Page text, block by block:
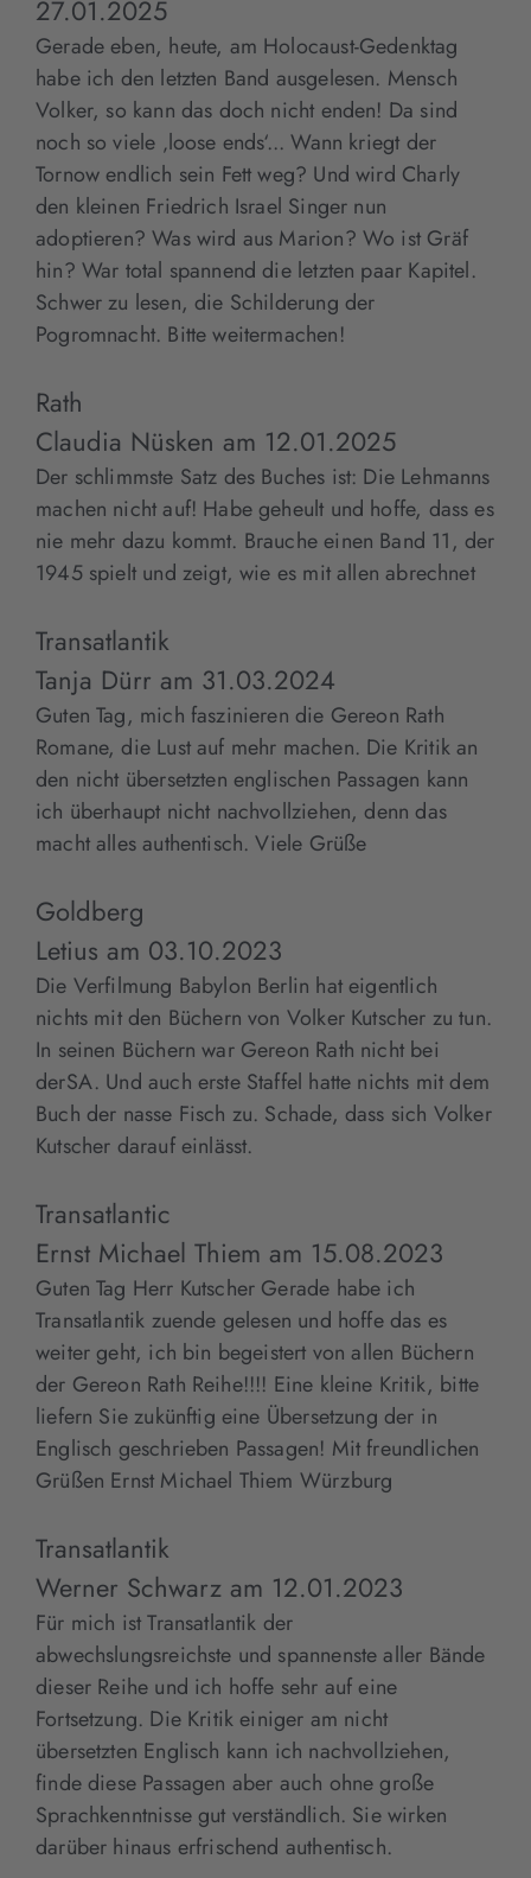
27.01.2025
Gerade eben, heute, am Holocaust-Gedenktag
habe ich den letzten Band ausgelesen. Mensch
Volker, so kann das doch nicht enden! Da sind
noch so viele ‚loose ends‘... Wann kriegt der
Tornow endlich sein Fett weg? Und wird Charly
den kleinen Friedrich Israel Singer nun
adoptieren? Was wird aus Marion? Wo ist Gräf
hin? War total spannend die letzten paar Kapitel.
Schwer zu lesen, die Schilderung der
Pogromnacht. Bitte weitermachen!
Rath
Claudia Nüsken am 12.01.2025
Der schlimmste Satz des Buches ist: Die Lehmanns
machen nicht auf! Habe geheult und hoffe, dass es
nie mehr dazu kommt. Brauche einen Band 11, der
1945 spielt und zeigt, wie es mit allen abrechnet
Transatlantik
Tanja Dürr am 31.03.2024
Guten Tag, mich faszinieren die Gereon Rath
Romane, die Lust auf mehr machen. Die Kritik an
den nicht übersetzten englischen Passagen kann
ich überhaupt nicht nachvollziehen, denn das
macht alles authentisch. Viele Grüße
Goldberg
Letius am 03.10.2023
Die Verfilmung Babylon Berlin hat eigentlich
nichts mit den Büchern von Volker Kutscher zu tun.
In seinen Büchern war Gereon Rath nicht bei
derSA. Und auch erste Staffel hatte nichts mit dem
Buch der nasse Fisch zu. Schade, dass sich Volker
Kutscher darauf einlässt.
Transatlantic
Ernst Michael Thiem am 15.08.2023
Guten Tag Herr Kutscher Gerade habe ich
Transatlantik zuende gelesen und hoffe das es
weiter geht, ich bin begeistert von allen Büchern
der Gereon Rath Reihe!!!! Eine kleine Kritik, bitte
liefern Sie zukünftig eine Übersetzung der in
Englisch geschrieben Passagen! Mit freundlichen
Grüßen Ernst Michael Thiem Würzburg
Transatlantik
Werner Schwarz am 12.01.2023
Für mich ist Transatlantik der
abwechslungsreichste und spannenste aller Bände
dieser Reihe und ich hoffe sehr auf eine
Fortsetzung. Die Kritik einiger am nicht
übersetzten Englisch kann ich nachvollziehen,
finde diese Passagen aber auch ohne große
Sprachkenntnisse gut verständlich. Sie wirken
darüber hinaus erfrischend authentisch.